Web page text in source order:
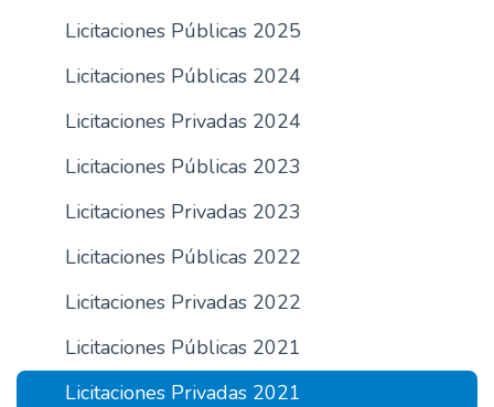
n
d
o
p
r
n
p
Licitaciones Públicas 2025
Licitaciones Públicas 2024
Licitaciones Privadas 2024
Licitaciones Públicas 2023
Licitaciones Privadas 2023
Licitaciones Públicas 2022
Licitaciones Privadas 2022
Licitaciones Públicas 2021
Licitaciones Privadas 2021